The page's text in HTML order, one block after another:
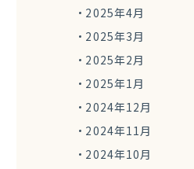
2025年4月
2025年3月
2025年2月
2025年1月
2024年12月
2024年11月
2024年10月